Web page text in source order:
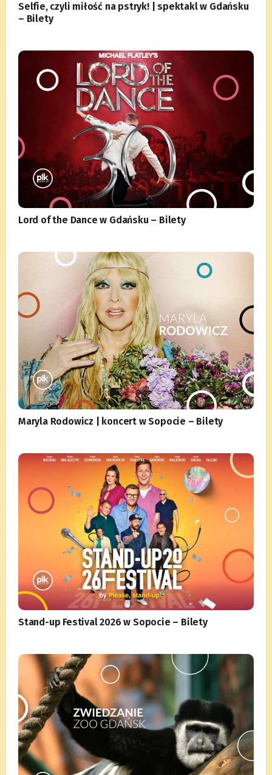
Selfie, czyli miłość na pstryk! | spektakl w Gdańsku
– Bilety
Lord of the Dance w Gdańsku – Bilety
Maryla Rodowicz | koncert w Sopocie – Bilety
Stand-up Festival 2026 w Sopocie – Bilety